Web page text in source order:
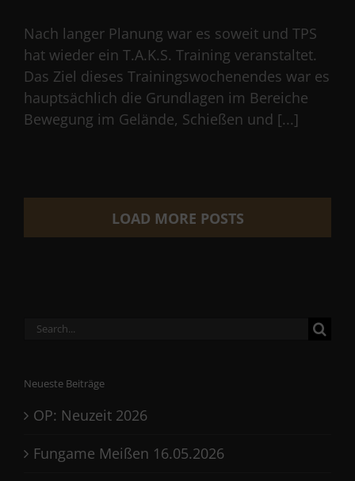
Nach langer Planung war es soweit und TPS
hat wieder ein T.A.K.S. Training veranstaltet.
Das Ziel dieses Trainingswochenendes war es
hauptsächlich die Grundlagen im Bereiche
Bewegung im Gelände, Schießen und [...]
LOAD MORE POSTS
Search
Neueste Beiträge
OP: Neuzeit 2026
Fungame Meißen 16.05.2026